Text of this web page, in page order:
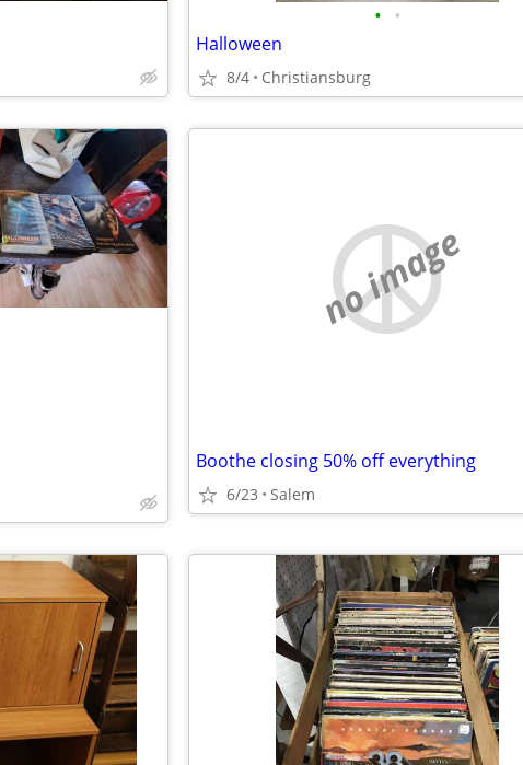
• •
Halloween
8/4 Christiansburg
no image
Boothe closing 50% off everything
6/23 Salem